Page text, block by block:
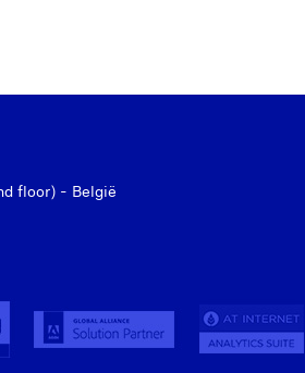
floor) - België